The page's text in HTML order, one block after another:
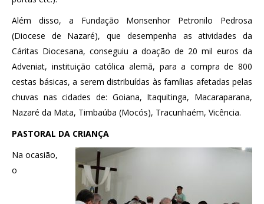
Além disso, a Fundação Monsenhor Petronilo Pedrosa
(Diocese de Nazaré), que desempenha as atividades da
Cáritas Diocesana, conseguiu a doação de 20 mil euros da
Adveniat, instituição católica alemã, para a compra de 800
cestas básicas, a serem distribuídas às famílias afetadas pelas
chuvas nas cidades de: Goiana, Itaquitinga, Macaraparana,
Nazaré da Mata, Timbaúba (Mocós), Tracunhaém, Vicência.
PASTORAL DA CRIANÇA
Na ocasião,
o